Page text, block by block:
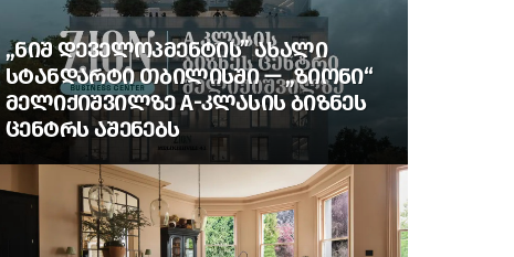
„ᲜᲘᲨ ᲓᲔᲕᲔᲚᲝᲞᲛᲔᲜᲢᲘᲡ” ᲐᲮᲐᲚᲘ
ᲡᲢᲐᲜᲓᲐᲠᲢᲘ ᲗᲑᲘᲚᲘᲡᲨᲘ — „ᲖᲘᲝᲜᲘ“
ᲛᲔᲚᲘᲥᲘᲨᲕᲘᲚᲖᲔ A-ᲙᲚᲐᲡᲘᲡ ᲑᲘᲖᲜᲔᲡ
ᲪᲔᲜᲢᲠᲡ ᲐᲨᲔᲜᲔᲑᲡ